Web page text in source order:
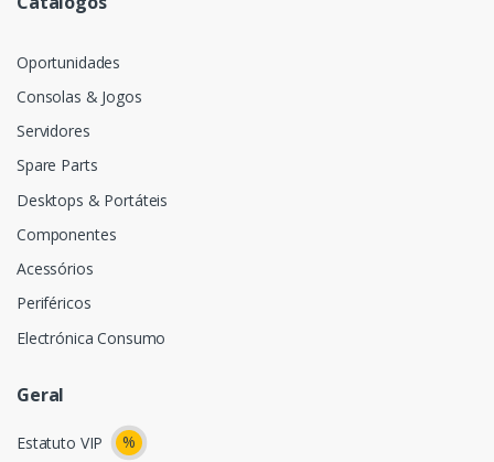
Oportunidades
Consolas & Jogos
Servidores
Spare Parts
Desktops & Portáteis
Componentes
Acessórios
Periféricos
Electrónica Consumo
Geral
Estatuto VIP
%